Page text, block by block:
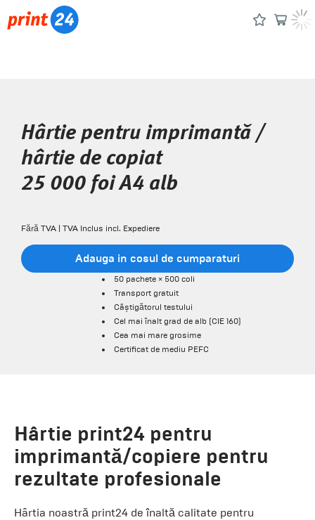
Hârtie pentru imprimantă /
hârtie de copiat
25 000 foi A4 alb
Fără TVA | TVA Inclus incl. Expediere
Adauga in cosul de cumparaturi
50 pachete × 500 coli
Transport gratuit
Câștigătorul testului
Cel mai înalt grad de alb (CIE 160)
Cea mai mare grosime
Certificat de mediu PEFC
Hârtie print24 pentru
imprimantă/copiere pentru
rezultate profesionale
Hârtia noastră print24 de înaltă calitate pentru